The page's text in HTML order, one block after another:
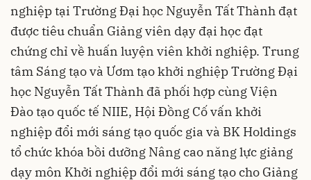
nghiệp tại Trường Đại học Nguyễn Tất Thành đạt
được tiêu chuẩn Giảng viên dạy đại học đạt
chứng chỉ về huấn luyện viên khởi nghiệp. Trung
tâm Sáng tạo và Ươm tạo khởi nghiệp Trường Đại
học Nguyễn Tất Thành đã phối hợp cùng Viện
Đào tạo quốc tế NIIE, Hội Đồng Cố vấn khởi
nghiệp đổi mới sáng tạo quốc gia và BK Holdings
tổ chức khóa bồi dưỡng Nâng cao năng lực giảng
dạy môn Khởi nghiệp đổi mới sáng tạo cho Giảng